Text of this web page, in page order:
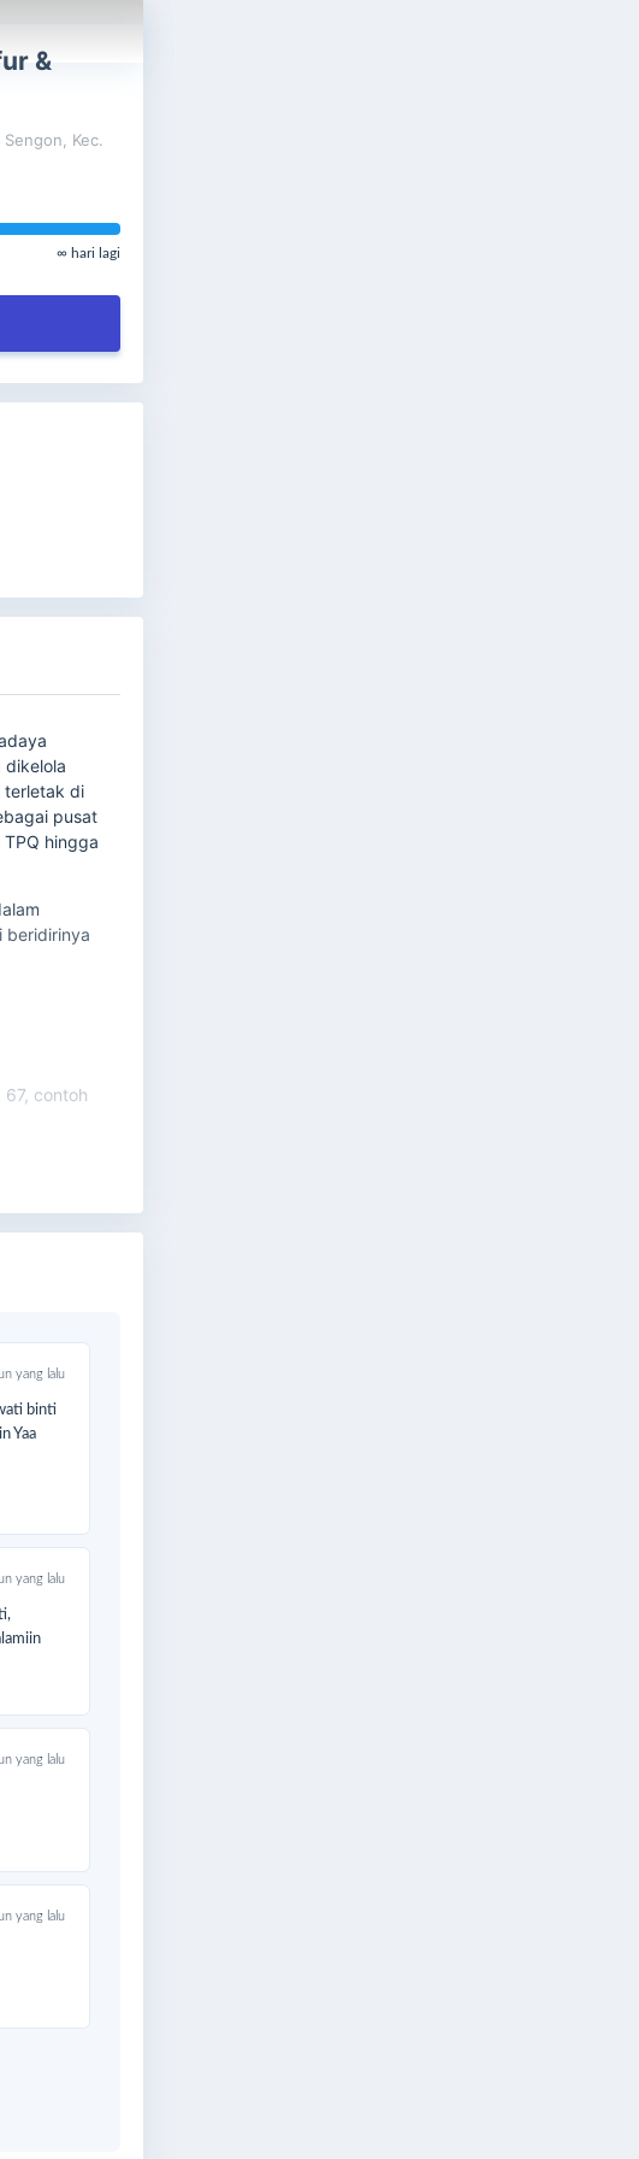
&
Kec.
∞ hari lagi
dikelola
terletak di
pusat
hingga
beridirinya
contoh
yang lalu
binti
Yaa
yang lalu
yang lalu
yang lalu